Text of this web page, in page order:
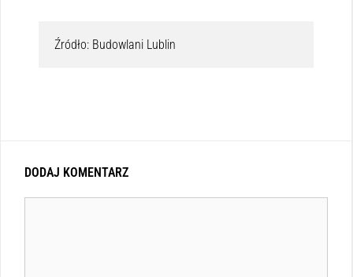
Źródło: Budowlani Lublin
DODAJ KOMENTARZ